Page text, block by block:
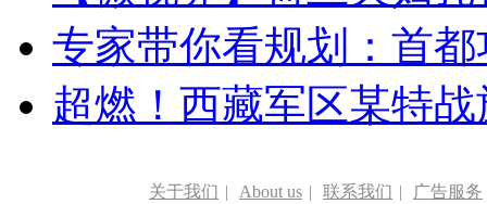
专家带你看规划：首
超燃！西藏军区某特
关于我们 | About us | 联系我们 | 广告服务